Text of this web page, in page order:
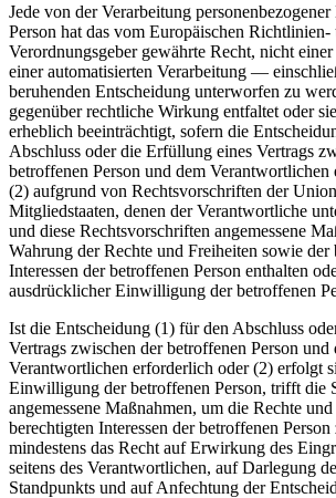
Jede von der Verarbeitung
Person hat das vom Europäischen Richtlinien-
Verordnungsgeber gewährte Recht, nicht
einer automatisierten Verarbeitung —
beruhenden Entscheidung unterworfen zu
gegenüber rechtliche Wirkung entfaltet oder
erheblich beeinträchtigt, sofern die
Abschluss oder die Erfüllung eines Vertrags
betroffenen Person und dem
(2) aufgrund von Rechtsvorschriften der
Mitgliedstaaten, denen der Verantwortliche
und diese Rechtsvorschriften angemessene
Wahrung der Rechte und Freiheiten sowie der
Interessen der betroffenen Person enthalten
ausdrücklicher Einwilligung der betroffenen
Ist die Entscheidung (1) für den Abschluss
Vertrags zwischen der betroffenen Person und
Verantwortlichen erforderlich oder (2) erfolgt
Einwilligung der betroffenen Person, trifft die
angemessene Maßnahmen, um die Rechte
berechtigten Interessen der betroffenen
mindestens das Recht auf Erwirkung des
seitens des Verantwortlichen, auf Darlegung
Standpunkts und auf Anfechtung der